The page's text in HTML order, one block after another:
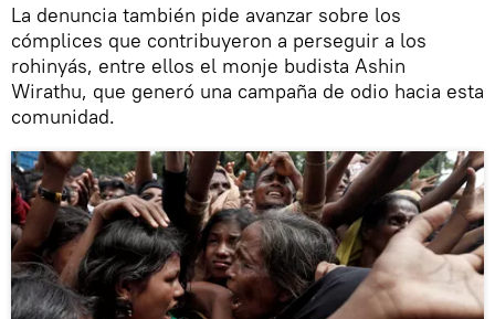
La denuncia también pide avanzar sobre los
cómplices que contribuyeron a perseguir a los
rohinyás, entre ellos el monje budista Ashin
Wirathu, que generó una campaña de odio hacia esta
comunidad.